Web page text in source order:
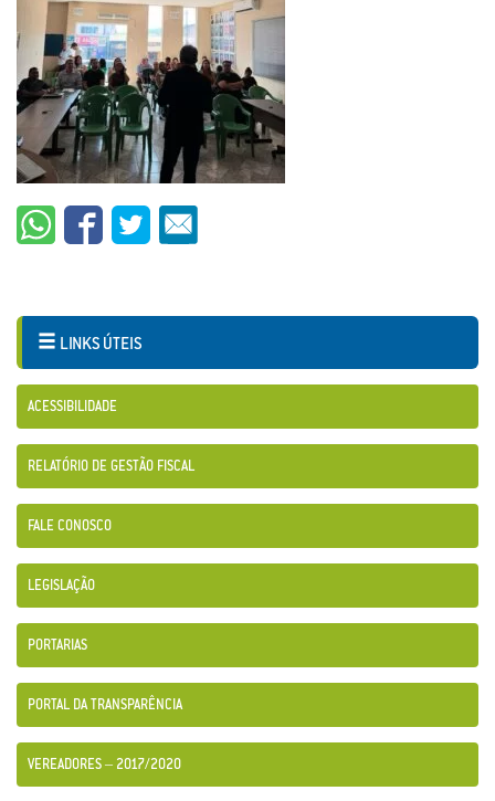
LINKS ÚTEIS
ACESSIBILIDADE
RELATÓRIO DE GESTÃO FISCAL
FALE CONOSCO
LEGISLAÇÃO
PORTARIAS
PORTAL DA TRANSPARÊNCIA
VEREADORES – 2017/2020